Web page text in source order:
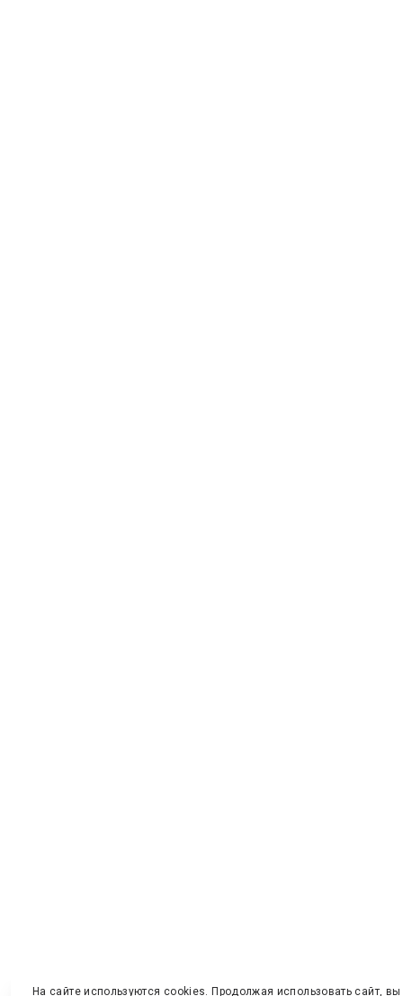
На сайте используются cookies. Продолжая использовать сайт, вы